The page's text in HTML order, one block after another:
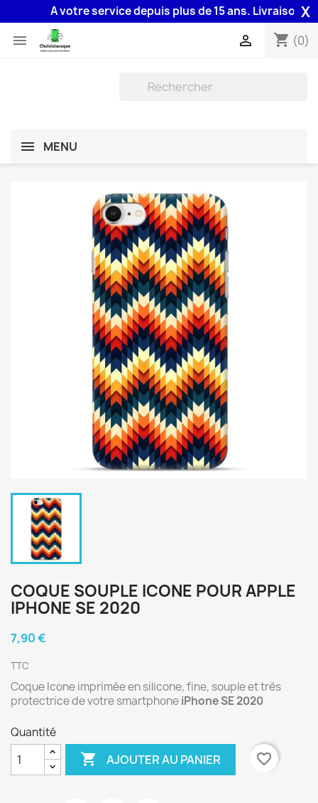
A votre service depuis plus de 15 ans. Livraison 48H
X
 shopping_cart (0)

MENU
COQUE SOUPLE ICONE POUR APPLE
IPHONE SE 2020
7,90 €
TTC
Coque Icone imprimée en silicone, fine, souple et très
protectrice de votre smartphoneiPhone SE 2020
Quantité
 AJOUTER AU PANIER favorite_border